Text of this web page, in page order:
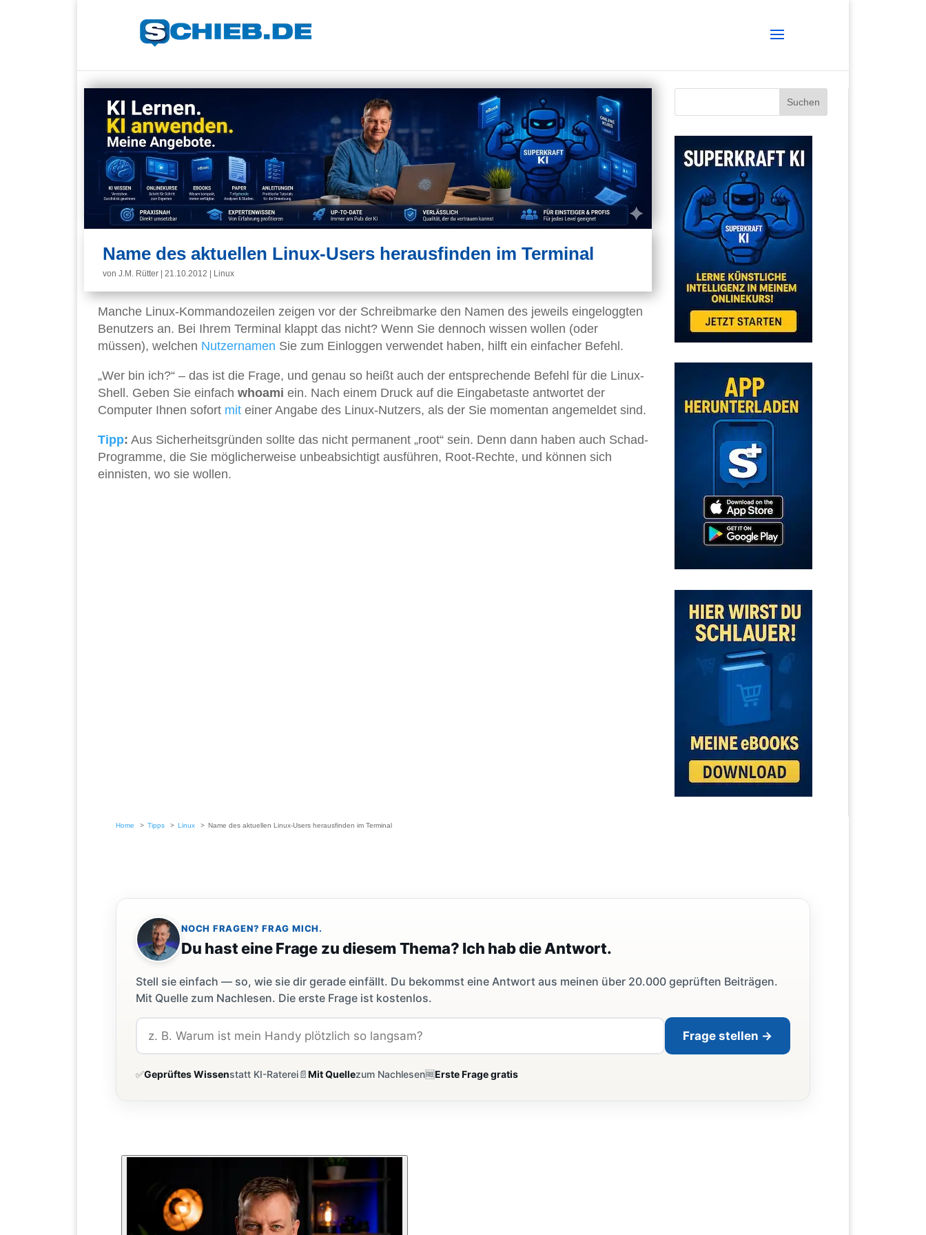
Name des aktuellen Linux-Users herausfinden im Terminal
von J.M. Rütter 21.10.2012 Linux
Manche Linux-Kommandozeilen zeigen vor der Schreibmarke den Namen des jeweils eingeloggten
Benutzers an. Bei Ihrem Terminal klappt das nicht? Wenn Sie dennoch wissen wollen (oder
müssen), welchen Nutzernamen Sie zum Einloggen verwendet haben, hilft ein einfacher Befehl.
„Wer bin ich?“ – das ist die Frage, und genau so heißt auch der entsprechende Befehl für die Linux-
Shell. Geben Sie einfach whoami ein. Nach einem Druck auf die Eingabetaste antwortet der
Computer Ihnen sofort mit einer Angabe des Linux-Nutzers, als der Sie momentan angemeldet sind.
Tipp: Aus Sicherheitsgründen sollte das nicht permanent „root“ sein. Denn dann haben auch Schad-
Programme, die Sie möglicherweise unbeabsichtigt ausführen, Root-Rechte, und können sich
einnisten, wo sie wollen.
Home Tipps Linux Name des aktuellen Linux-Users herausfinden im Terminal
NOCH FRAGEN? FRAG MICH.
Du hast eine Frage zu diesem Thema? Ich hab die Antwort.
Stell sie einfach — so, wie sie dir gerade einfällt. Du bekommst eine Antwort aus meinen über 20.000 geprüften Beiträgen.
Mit Quelle zum Nachlesen. Die erste Frage ist kostenlos.
Frage stellen →
✅Geprüftes Wissenstatt KI-Raterei📄Mit Quellezum Nachlesen🆓Erste Frage gratis